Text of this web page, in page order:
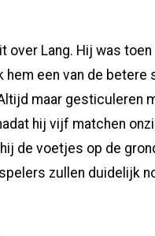
over Lang. Hij was
een van de betere
maar gesticuleren
hij vijf matchen
de voetjes op de
zullen duidelijk